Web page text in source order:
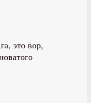
это вор,